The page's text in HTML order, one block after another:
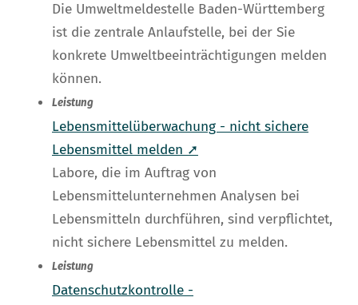
Die Umweltmeldestelle Baden-Württemberg
ist die zentrale Anlaufstelle, bei der Sie
konkrete Umweltbeeinträchtigungen melden
können.
Leistung
Lebensmittelüberwachung - nicht sichere
Lebensmittel melden ➚
Labore, die im Auftrag von
Lebensmittelunternehmen Analysen bei
Lebensmitteln durchführen, sind verpflichtet,
nicht sichere Lebensmittel zu melden.
Leistung
Datenschutzkontrolle -